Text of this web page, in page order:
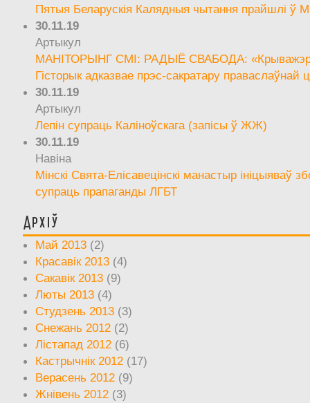
Пятыя Беларускія Калядныя чытання прайшлі ў
30.11.19
Артыкул
МАНІТОРЫНГ СМІ: РАДЫЁ СВАБОДА:
Гісторык адказвае прэс-сакратару праваслаўнай
30.11.19
Артыкул
Лепін супраць Каліноўскага (запісы ў ЖЖ)
30.11.19
Навіна
Мінскі Свята-Елісавецінскі манастыр ініцыяваў
супраць прапаганды ЛГБТ
Архіў
Май 2013 (2)
Красавік 2013 (4)
Сакавік 2013 (9)
Люты 2013 (4)
Студзень 2013 (3)
Снежань 2012 (2)
Лістапад 2012 (6)
Кастрычнік 2012 (17)
Верасень 2012 (9)
Жнівень 2012 (3)